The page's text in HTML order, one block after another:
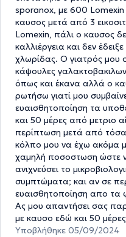
sporanox, με 600 Lomexin
καυσος μετά από 3
Lomexin, πάλι ο καυσος
καλλιέργεια και δεν
χλωρίδας. Ο γιατρός μου
κάψουλες
όπως και έκανα αλλά ο
ρωτήσω γιατί μου
ευαισθητοποίηση τα
και 50 μέρες από μετριο
περίπτωση μετά από
κόλπο μου να έχω ακόμα
χαμηλή ποσοστωση ώστε
ανιχνεύσει το
συμπτώματα; και αν σε
ευαισθητοποίηση απο
Ας μου απαντήσει σας
με καυσο εδώ και 50
Υποβλήθηκε 05/09/2024